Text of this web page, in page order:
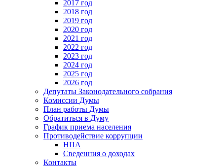
2017 год
2018 год
2019 год
2020 год
2021 год
2022 год
2023 год
2024 год
2025 год
2026 год
Депутаты Законодательного собрания
Комиссии Думы
План работы Думы
Обратиться в Думу
График приема населения
Противодействие коррупции
НПА
Сведенния о доходах
Контакты